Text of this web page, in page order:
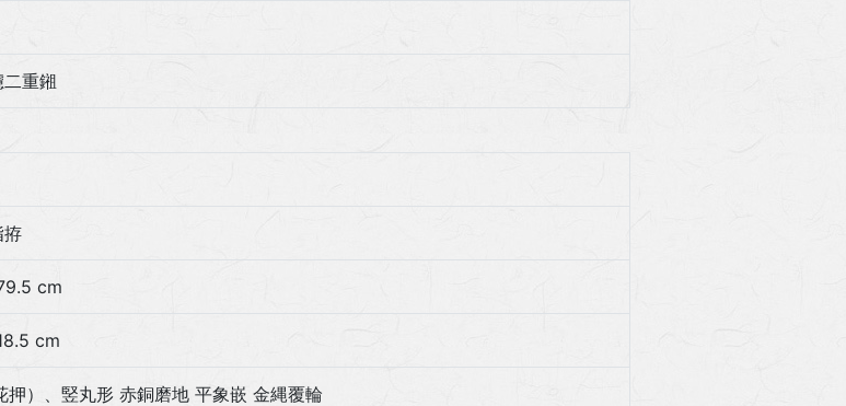
重鎺
拵
cm
cm
押）、竪丸形 赤銅磨地 平象嵌 金縄覆輪